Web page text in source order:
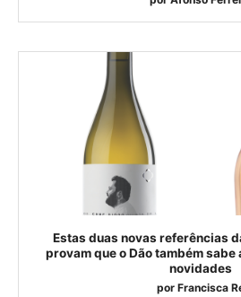
Estas duas novas referências
provam que o Dão também sabe
novidades
por Francisca